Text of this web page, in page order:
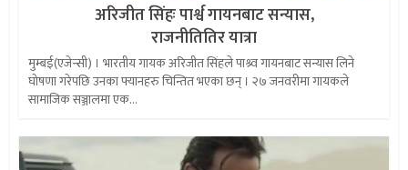
अरिजीत सिंहः पार्श्व गायनबाट सन्यास,
राजनीतितिर यात्रा
मुम्बई(एजेन्सी) । भारतीय गायक अरिजीत सिंहले पाश्र्व गायनबाट सन्यास लिने
घोषणा गरेपछि उनका फ्यानहरु चिन्तित भएका छन् । २७ जनवरीमा गायकले
सामाजिक सञ्जालमा एक...